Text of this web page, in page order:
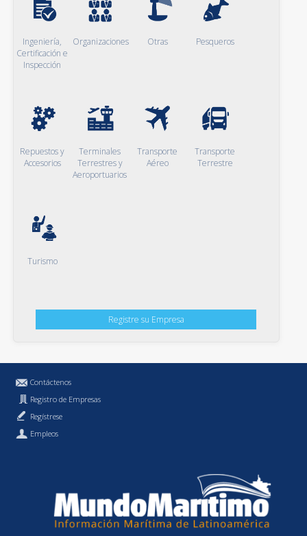
Ingeniería,
Certificación e
Inspección
Organizaciones Otras Pesqueros
Repuestos y
Accesorios
Terminales
Terrestres y
Aeroportuarios
Transporte
Aéreo
Transporte
Terrestre
Turismo
Registre su Empresa
Contáctenos
Registro de Empresas
Regístrese
Empleos